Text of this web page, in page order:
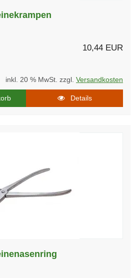
10,44 EUR
inkl. 20 % MwSt. zzgl. Versandkosten
Details